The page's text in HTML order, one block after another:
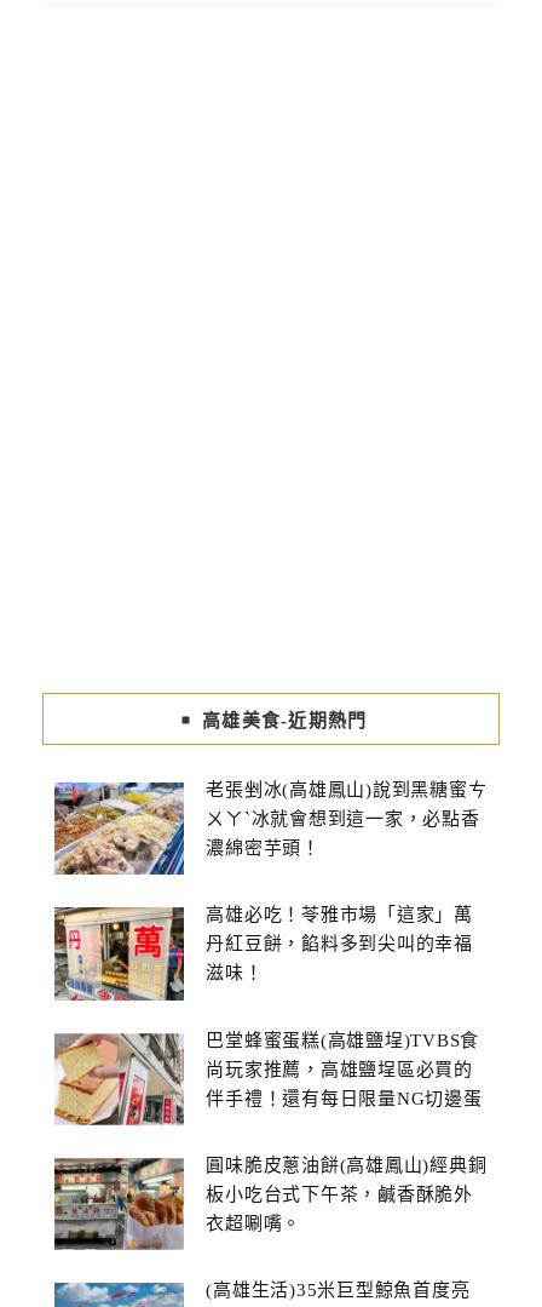
高雄美食-近期熱門
老張剉冰(高雄鳳山)說到黑糖蜜ㄘ
ㄨㄚˋ冰就會想到這一家，必點香
濃綿密芋頭！
高雄必吃！苓雅市場「這家」萬
丹紅豆餅，餡料多到尖叫的幸福
滋味！
巴堂蜂蜜蛋糕(高雄鹽埕)TVBS食
尚玩家推薦，高雄鹽埕區必買的
伴手禮！還有每日限量NG切邊蛋
圓味脆皮蔥油餅(高雄鳳山)經典銅
板小吃台式下午茶，鹹香酥脆外
衣超唰嘴。
(高雄生活)35米巨型鯨魚首度亮